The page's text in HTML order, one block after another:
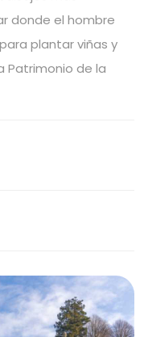
donde el hombre
plantar viñas y
Patrimonio de la